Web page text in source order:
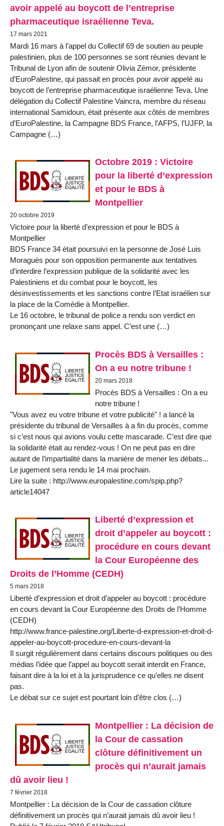
avoir appelé au boycott de l’entreprise
pharmaceutique israélienne Teva.
17 mars 2021
Mardi 16 mars à l’appel du Collectif 69 de soutien au peuple
palestinien, plus de 100 personnes se sont réunies devant le
Tribunal de Lyon afin de soutenir Olivia Zémor, présidente
d’EuroPalestine, qui passait en procès pour avoir appelé au
boycott de l’entreprise pharmaceutique israélienne Teva. Une
délégation du Collectif Palestine Vaincra, membre du réseau
international Samidoun, était présente aux côtés de membres
d’EuroPalestine, la Campagne BDS France, l’AFPS, l’UJFP, la
Campagne (…)
Octobre 2019 : Victoire
pour la liberté d’expression
et pour le BDS à
Montpellier
20 octobre 2019
Victoire pour la liberté d’expression et pour le BDS à
Montpellier
BDS France 34 était poursuivi en la personne de José Luis
Moraguès pour son opposition permanente aux tentatives
d’interdire l’expression publique de la solidarité avec les
Palestiniens et du combat pour le boycott, les
désinvestissements et les sanctions contre l’Etat israélien sur
la place de la Comédie à Montpellier.
Le 16 octobre, le tribunal de police a rendu son verdict en
prononçant une relaxe sans appel. C’est une (…)
Procès BDS à Versailles :
On a eu notre tribune !
20 mars 2018
Procès BDS à Versailles : On a eu
notre tribune !
"Vous avez eu votre tribune et votre publicité" ! a lancé la
présidente du tribunal de Versailles à a fin du procès, comme
si c’est nous qui avions voulu cette mascarade. C’est dire que
la solidarité était au rendez-vous ! On ne peut pas en dire
autant de l’impartialité dans la manière de mener les débats...
Le jugement sera rendu le 14 mai prochain.
Lire la suite : http://www.europalestine.com/spip.php?
article14047
Liberté d’expression et
droit d’appeler au boycott :
procédure en cours devant
la Cour Européenne des
Droits de l’Homme (CEDH)
5 mars 2018
Liberté d’expression et droit d’appeler au boycott : procédure
en cours devant la Cour Européenne des Droits de l’Homme
(CEDH)
http://www.france-palestine.org/Liberte-d-expression-et-droit-d-
appeler-au-boycott-procedure-en-cours-devant-la
Il surgit régulièrement dans certains discours politiques ou des
médias l’idée que l’appel au boycott serait interdit en France,
faisant dire à la loi et à la jurisprudence ce qu’elles ne disent
pas.
Le débat sur ce sujet est pourtant loin d’être clos (…)
Montpellier : La décision de
la Cour de cassation
clôture définitivement un
procès qui n’aurait jamais
dû avoir lieu !
7 février 2018
Montpellier : La décision de la Cour de cassation clôture
définitivement un procès qui n’aurait jamais dû avoir lieu !